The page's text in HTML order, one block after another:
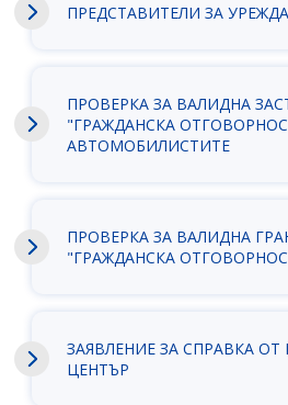
ПРЕДСТАВИТЕЛИ ЗА
ПРОВЕРКА ЗА ВАЛИДНА
"ГРАЖДАНСКА
АВТОМОБИЛИСТИТЕ
ПРОВЕРКА ЗА ВАЛИДНА
"ГРАЖДАНСКА
ЗАЯВЛEНИЕ ЗА СПРАВКА
ЦЕНТЪР